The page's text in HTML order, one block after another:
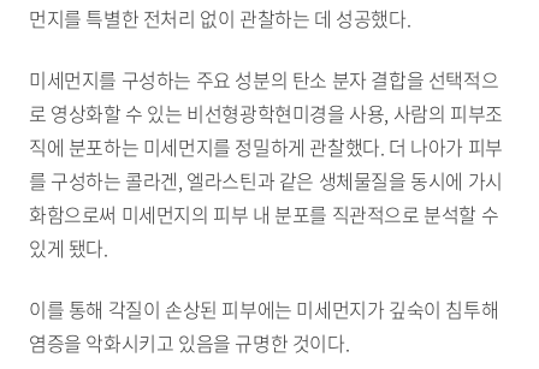
먼지를 특별한 전처리 없이 관찰하는 데 성공했다.
미세먼지를 구성하는 주요 성분의 탄소 분자 결합을 선택적으
로 영상화할 수 있는 비선형광학현미경을 사용, 사람의 피부조
직에 분포하는 미세먼지를 정밀하게 관찰했다. 더 나아가 피부
를 구성하는 콜라겐, 엘라스틴과 같은 생체물질을 동시에 가시
화함으로써 미세먼지의 피부 내 분포를 직관적으로 분석할 수
있게 됐다.
이를 통해 각질이 손상된 피부에는 미세먼지가 깊숙이 침투해
염증을 악화시키고 있음을 규명한 것이다.